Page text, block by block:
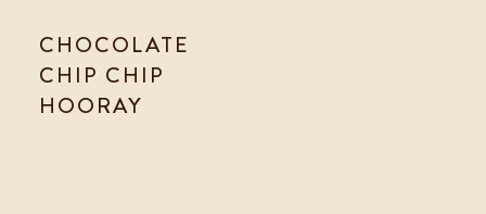
CHOCOLATE
CHIP CHIP
HOORAY